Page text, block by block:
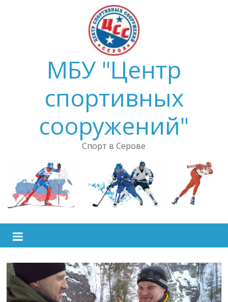
МБУ "Центр
спортивных
сооружений"
Спорт в Серове